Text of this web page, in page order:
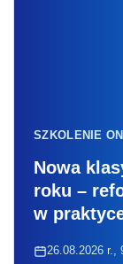
SZKOLENIE
Nowa
roku –
w
26.08.2026 r.,